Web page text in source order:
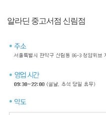
알라딘 중고서점 신림점